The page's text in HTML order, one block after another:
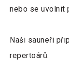
nebo se uvolnit
Naši sauneři
repertoárů.